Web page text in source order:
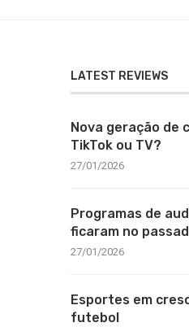
LATEST REVIEWS
Nova geração de
TikTok ou TV?
27/01/2026
Programas de
ficaram no
27/01/2026
Esportes em
futebol